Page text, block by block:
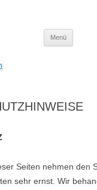
Menü
Seiten nehmen den
sehr ernst. Wir